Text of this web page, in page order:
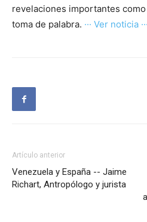
revelaciones importantes
toma de palabra. ··· Ver noticia ···
Artículo anterior
Venezuela y España -- Jaime
Richart, Antropólogo y jurista